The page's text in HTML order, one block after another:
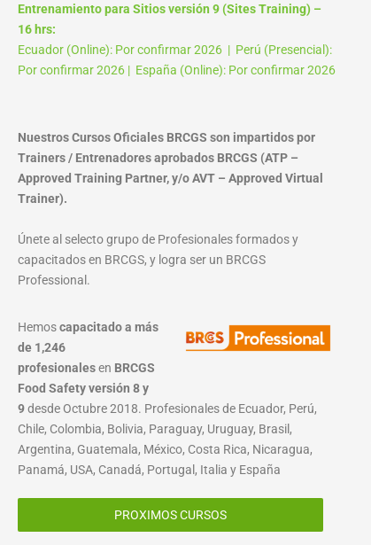
Entrenamiento para Sitios versión 9 (Sites Training) –
16 hrs:
Ecuador (Online): Por confirmar 2026 | Perú (Presencial):
Por confirmar 2026 | España (Online): Por confirmar 2026
Nuestros Cursos Oficiales BRCGS son impartidos por
Trainers / Entrenadores aprobados BRCGS (ATP –
Approved Training Partner, y/o AVT – Approved Virtual
Trainer).
Únete al selecto grupo de Profesionales formados y
capacitados en BRCGS, y logra ser un BRCGS
Professional.
Hemoscapacitado a más
de 1,246
profesionalesen BRCGS
Food Safety versión 8 y
9desde Octubre 2018. Profesionales de Ecuador, Perú,
Chile, Colombia, Bolivia, Paraguay, Uruguay, Brasil,
Argentina, Guatemala, México, Costa Rica, Nicaragua,
Panamá, USA, Canadá, Portugal, Italia y España
PROXIMOS CURSOS